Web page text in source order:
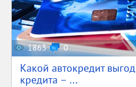
1863 0
Какой автокредит
кредита – ...